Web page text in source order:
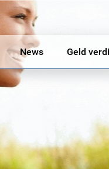
News Geld